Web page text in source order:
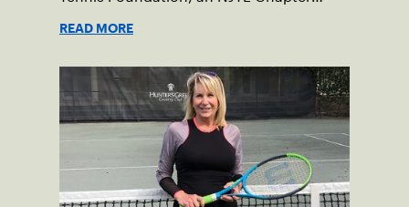
life skills.
READ MORE